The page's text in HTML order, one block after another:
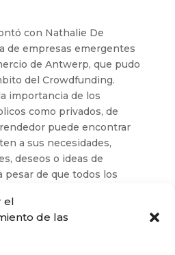
el
de las
con Nathalie De
de empresas emergentes
de Antwerp, que pudo
del Crowdfunding.
importancia de los
como privados, de
puede encontrar
a sus necesidades,
deseos o ideas de
pesar de que todos los
sacar partido, los
a empresas de la
en recibir personalmente